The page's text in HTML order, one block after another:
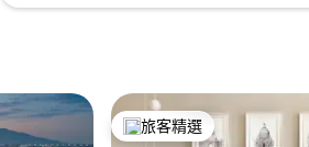
旅客精選榜首
旅客精選